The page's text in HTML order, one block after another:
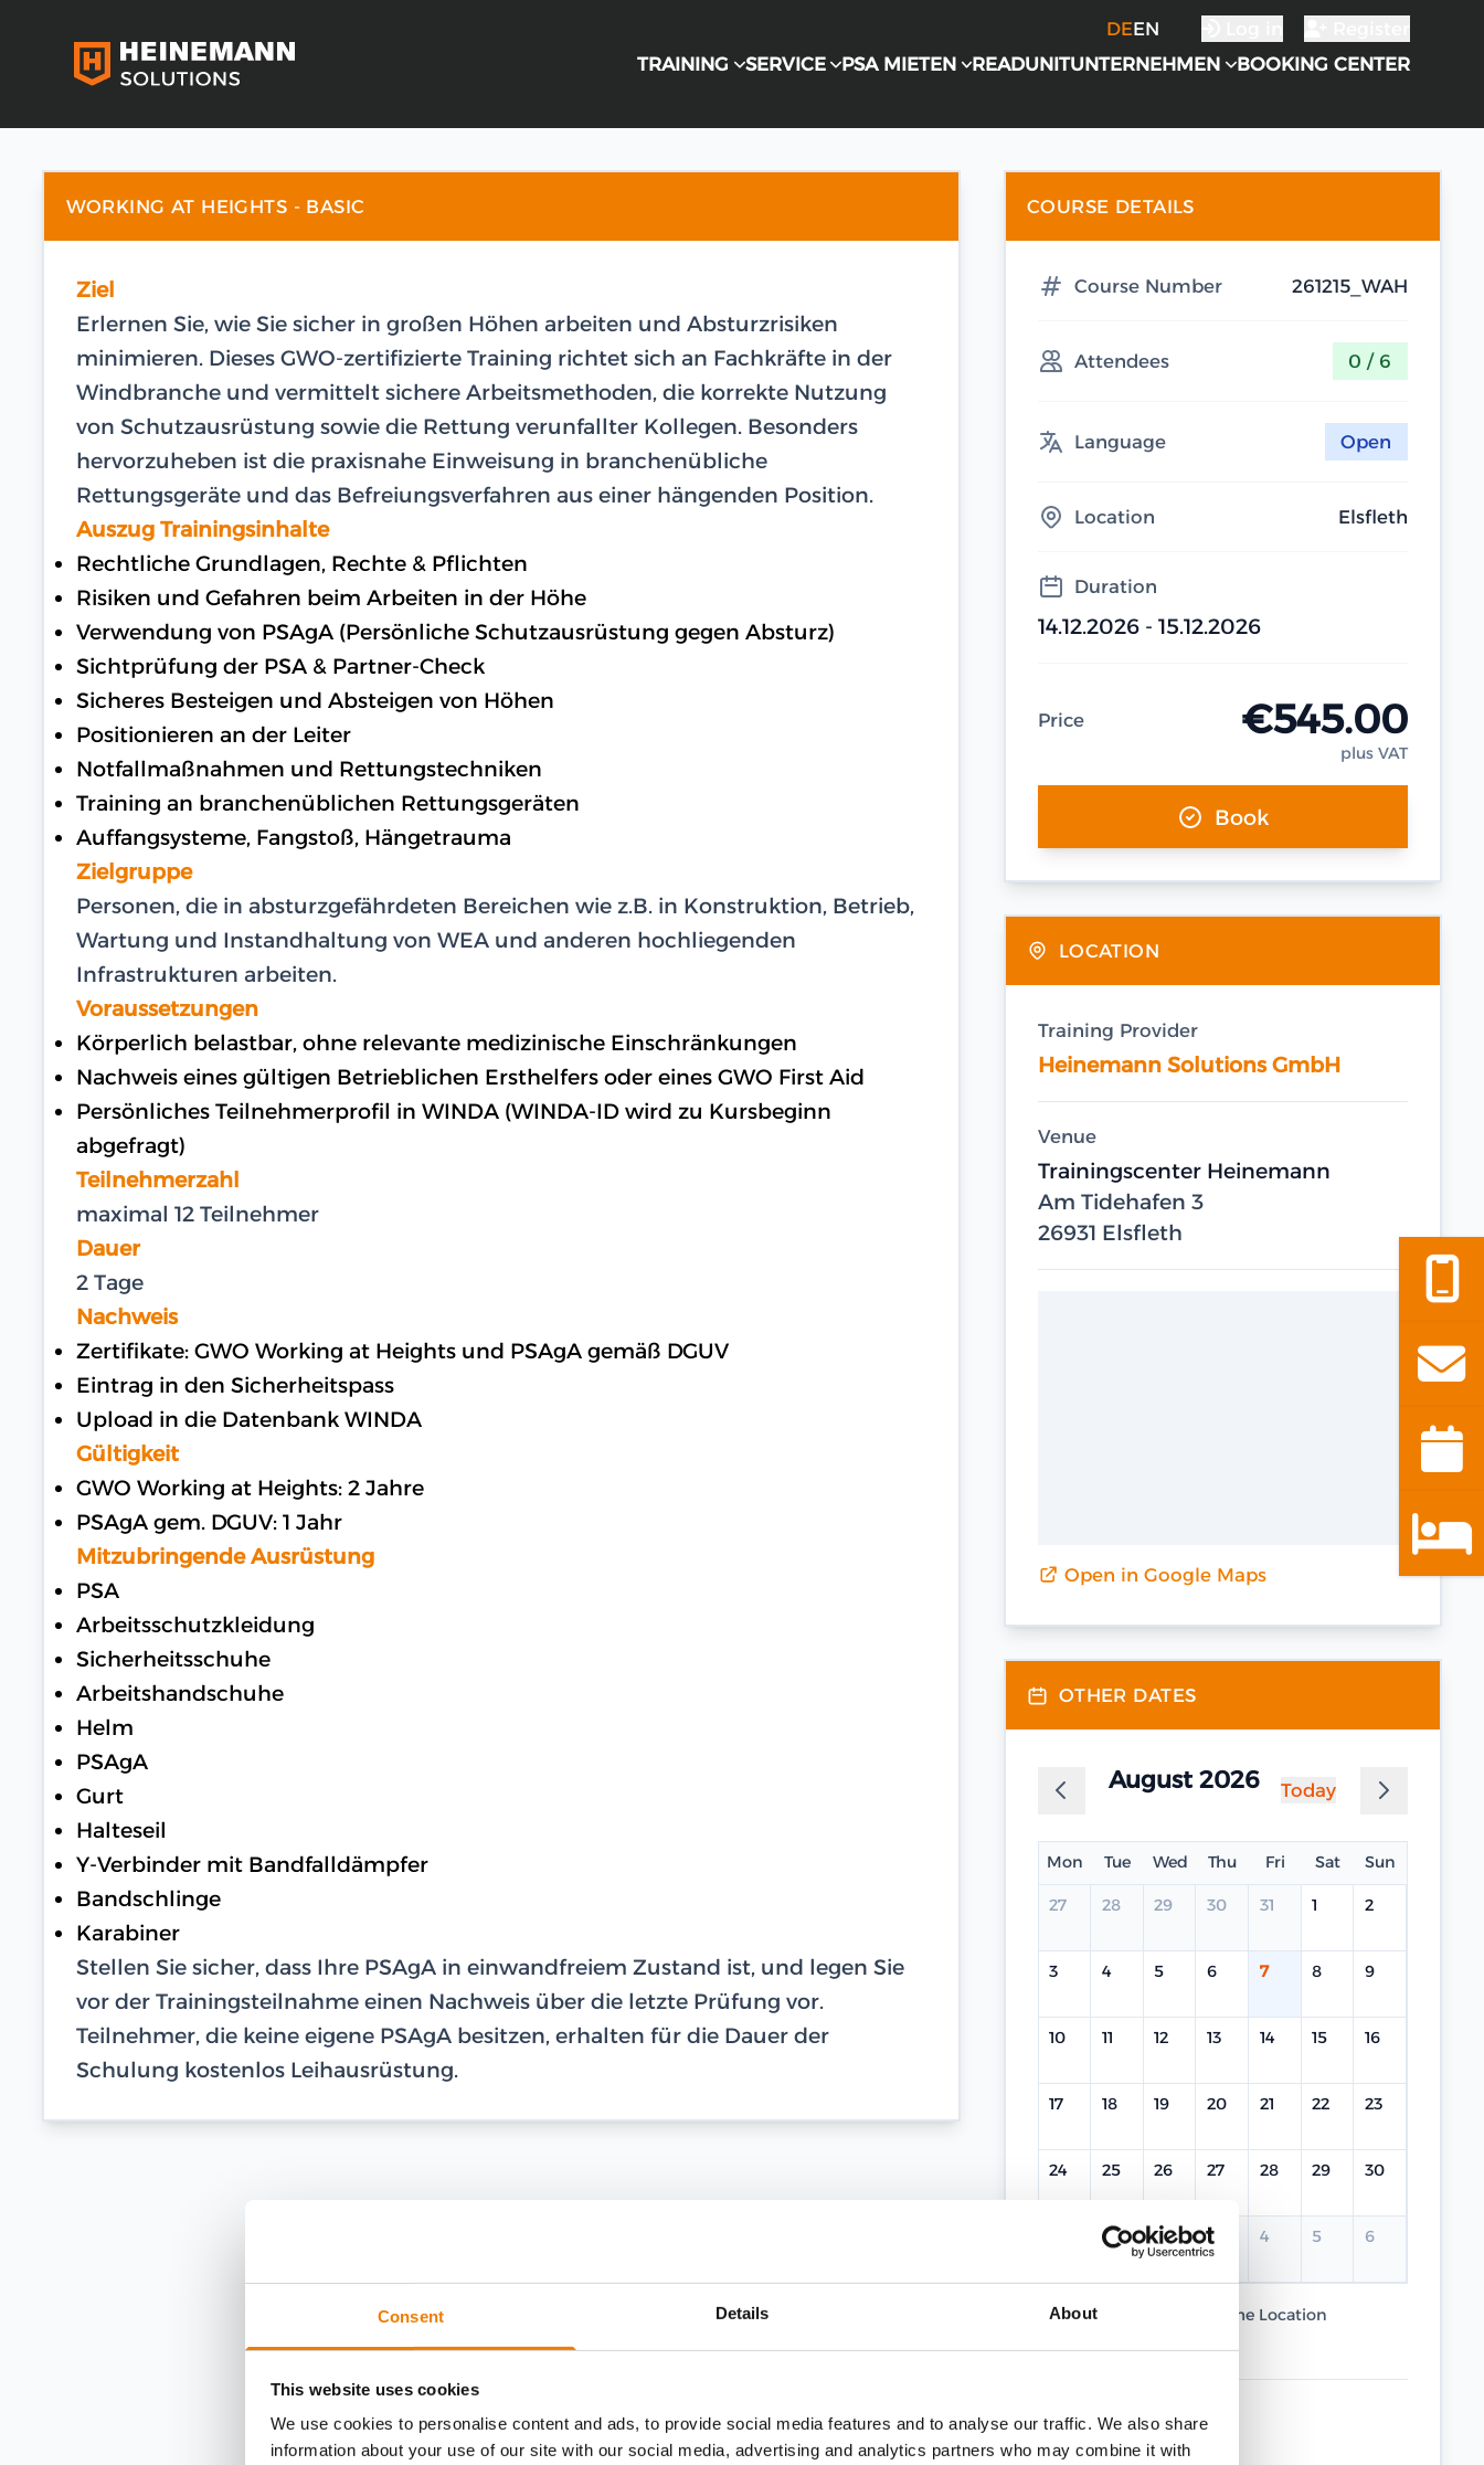
Consent Details About
This website uses cookies
We use cookies to personalise content and ads, to provide social media features and to analyse our traffic. We also share
information about your use of our site with our social media, advertising and analytics partners who may combine it with
DEEN
TRAINING
SERVICE PSA MIETEN READUNITUNTERNEHMEN BOOKING CENTER
WORKING AT HEIGHTS - BASIC
Ziel
Erlernen Sie, wie Sie sicher in großen Höhen arbeiten und Absturzrisiken
minimieren. Dieses GWO-zertifizierte Training richtet sich an Fachkräfte in der
Windbranche und vermittelt sichere Arbeitsmethoden, die korrekte Nutzung
von Schutzausrüstung sowie die Rettung verunfallter Kollegen. Besonders
hervorzuheben ist die praxisnahe Einweisung in branchenübliche
Rettungsgeräte und das Befreiungsverfahren aus einer hängenden Position.
Auszug Trainingsinhalte
Rechtliche Grundlagen, Rechte & Pflichten
Risiken und Gefahren beim Arbeiten in der Höhe
Verwendung von PSAgA (Persönliche Schutzausrüstung gegen Absturz)
Sichtprüfung der PSA & Partner-Check
Sicheres Besteigen und Absteigen von Höhen
Positionieren an der Leiter
Notfallmaßnahmen und Rettungstechniken
Training an branchenüblichen Rettungsgeräten
Auffangsysteme, Fangstoß, Hängetrauma
Zielgruppe
Personen, die in absturzgefährdeten Bereichen wie z.B. in Konstruktion, Betrieb,
Wartung und Instandhaltung von WEA und anderen hochliegenden
Infrastrukturen arbeiten.
Voraussetzungen
Körperlich belastbar, ohne relevante medizinische Einschränkungen
Nachweis eines gültigen Betrieblichen Ersthelfers oder eines GWO First Aid
Persönliches Teilnehmerprofil in WINDA (WINDA-ID wird zu Kursbeginn
abgefragt)
Teilnehmerzahl
maximal 12 Teilnehmer
Dauer
2 Tage
Nachweis
Zertifikate: GWO Working at Heights und PSAgA gemäß DGUV
Eintrag in den Sicherheitspass
Upload in die Datenbank WINDA
Gültigkeit
GWO Working at Heights: 2 Jahre
PSAgA gem. DGUV: 1 Jahr
Mitzubringende Ausrüstung
PSA
Arbeitsschutzkleidung
Sicherheitsschuhe
Arbeitshandschuhe
Helm
PSAgA
Gurt
Halteseil
Y-Verbinder mit Bandfalldämpfer
Bandschlinge
Karabiner
Stellen Sie sicher, dass Ihre PSAgA in einwandfreiem Zustand ist, und legen Sie
vor der Trainingsteilnahme einen Nachweis über die letzte Prüfung vor.
Teilnehmer, die keine eigene PSAgA besitzen, erhalten für die Dauer der
Schulung kostenlos Leihausrüstung.
COURSE DETAILS
Course Number 261215_WAH
Attendees 0 / 6
Language Open
Location Elsfleth
Duration
14.12.2026 - 15.12.2026
Price €545.00
plus VAT
Book
LOCATION
Training Provider
Heinemann Solutions GmbH
Venue
Trainingscenter Heinemann
Am Tidehafen 3
26931 Elsfleth
Open in Google Maps
OTHER DATES
August 2026 Today
Mon Tue Wed Thu Fri Sat Sun
27 28 29 30 31 1 2
3 4 5 6 7 8 9
10 11 12 13 14 15 16
17 18 19 20 21 22 23
24 25 26 27 28 29 30
1 2 3 4 5 6
Current Course
Same Location
UPCOMING DATES